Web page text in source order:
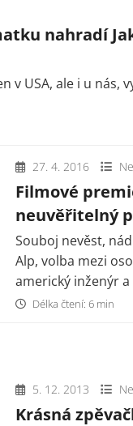
nahradí
USA, ale i u nás,
27. 4. 2016
Filmové
neuvěřitelný
Souboj nevěst,
Alp, volba mezi
americký inženýr
Délka čtení: 6 min
5. 12. 2013
Krásná